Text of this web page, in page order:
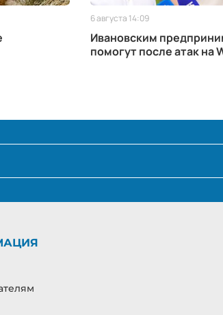
6 августа 14:09
Ивановским
помогут после атак на